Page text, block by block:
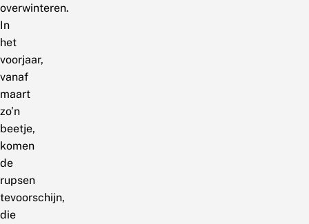
overwinteren.
In
het
voorjaar,
vanaf
maart
zo’n
beetje,
komen
de
rupsen
tevoorschijn,
die